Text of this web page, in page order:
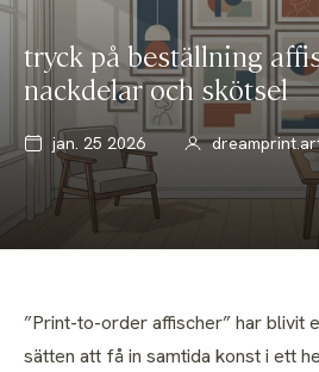
tryck på beställning
nackdelar och skötsel
jan. 25 2026
”Print-to-order affischer” har blivit
sätten att få in samtida konst i ett